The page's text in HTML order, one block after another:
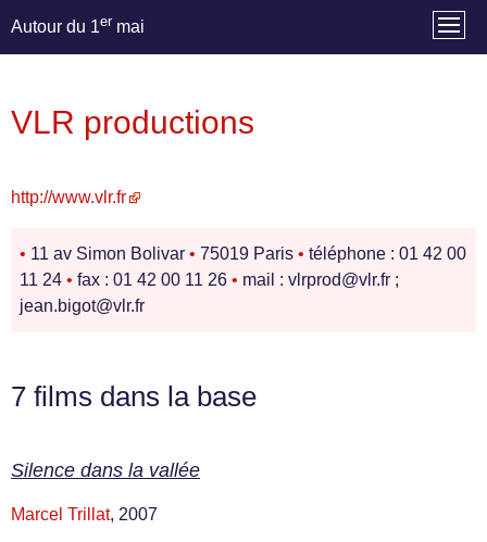
Autour du 1er mai
VLR productions
http://www.vlr.fr
• 11 av Simon Bolivar • 75019 Paris • téléphone : 01 42 00
11 24 • fax : 01 42 00 11 26 • mail : vlrprod@vlr.fr ;
jean.bigot@vlr.fr
7 films dans la base
Silence dans la vallée
Marcel Trillat, 2007